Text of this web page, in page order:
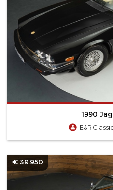
1990
E&R
€ 39.950